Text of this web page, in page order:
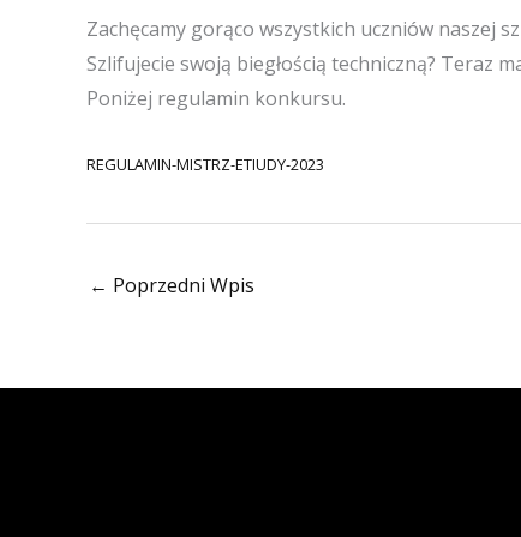
Zachęcamy gorąco wszystkich uczniów naszej
Szlifujecie swoją biegłością techniczną? Teraz
Poniżej regulamin konkursu.
REGULAMIN-MISTRZ-ETIUDY-2023
← Poprzedni Wpis